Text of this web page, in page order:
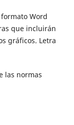
Word
que incluirán
gráficos. Letra
las normas